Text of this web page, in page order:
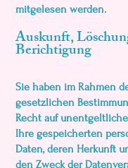
mitgelesen werden.
Auskunft,
Berichtigung
Sie haben im Rahmen
gesetzlichen
Recht auf
Ihre gespeicherten
Daten, deren Herkunft
den Zweck der